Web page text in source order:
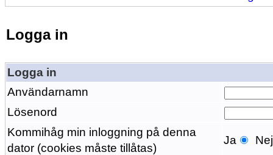
Logga in
Logga in
Användarnamn
Lösenord
Kommihåg min inloggning på denna
dator (cookies måste tillåtas)
Ja Nej